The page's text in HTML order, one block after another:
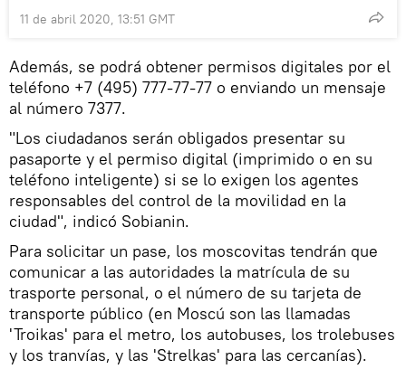
11 de abril 2020, 13:51 GMT
Además, se podrá obtener permisos digitales por el
teléfono +7 (495) 777-77-77 o enviando un mensaje
al número 7377.
"Los ciudadanos serán obligados presentar su
pasaporte y el permiso digital (imprimido o en su
teléfono inteligente) si se lo exigen los agentes
responsables del control de la movilidad en la
ciudad", indicó Sobianin.
Para solicitar un pase, los moscovitas tendrán que
comunicar a las autoridades la matrícula de su
trasporte personal, o el número de su tarjeta de
transporte público (en Moscú son las llamadas
'Troikas' para el metro, los autobuses, los trolebuses
y los tranvías, y las 'Strelkas' para las cercanías).